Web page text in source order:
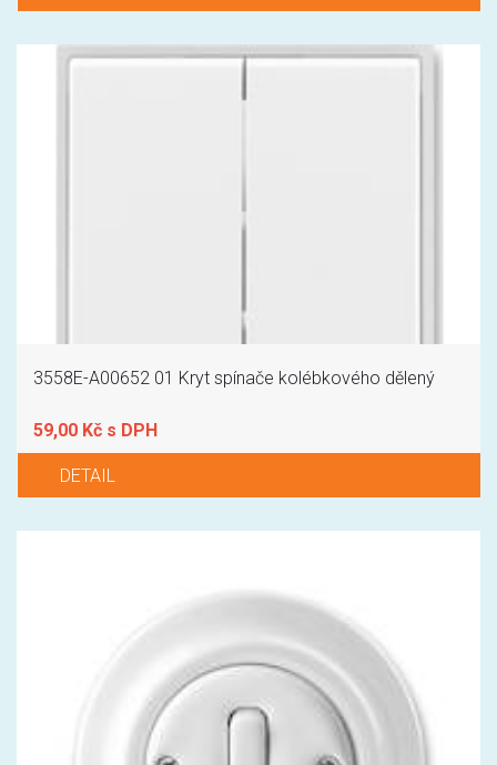
3558E-A00652 01 Kryt spínače kolébkového dělený
59,00 Kč s DPH
DETAIL